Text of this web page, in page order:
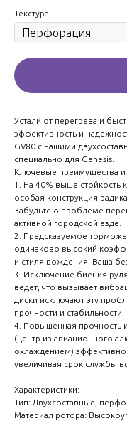
Текстура
Устали от перегрева и
эффективность и
GV80 с нашими
специально для Genesis.
Ключевые преимущества и
1. На 40% выше стойкость
особая конструкция
Забудьте о проблеме
активной городской езде.
2. Предсказуемое
одинаково высокий
и стиля вождения. Ваша
3. Исключение биения
ведет, что вызывает
диски исключают эту
прочности и стабильности.
4. Повышенная прочность
(центр из авиационного
охлаждением) эффективно
увеличивая срок службы
Характеристики:
Тип: Двухсоставные,
Материал ротора: